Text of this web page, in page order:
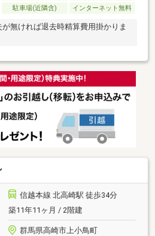
駐車場(近隣含) インターネット無料
無ければ退去時精算費用掛かりま
信越本線 北高崎駅 徒歩34分
築11年11ヶ月 / 2階建
群馬県高崎市上小鳥町